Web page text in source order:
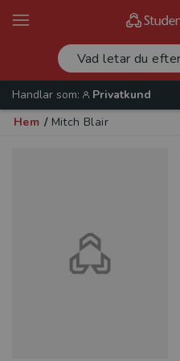
Handlar som:
Privatkund
Hem / Mitch Blair